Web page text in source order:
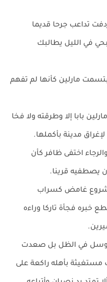
تداعب جرحا قديما
في الليل يطالبك
مارلين كأنها لم تفهم
بابا إلا وطرقته ولا فخا
مدينة بأكملها.
اختفى ظافر كأن
يصطفيه قرينا.
مشروع غامض كسراب
خبره فجأة تاركا وراءه
في الظل بل صعدت
مستغيثة بأهله راكعة على